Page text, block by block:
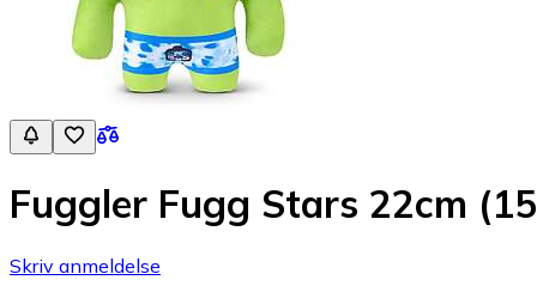
Fuggler Fugg Stars 22cm
Skriv anmeldelse